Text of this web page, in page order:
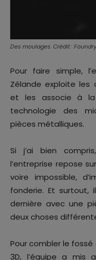
Des moulages. Crédit :
Pour faire simple,
Zélande exploite
et les associe à
technologie des
pièces métalliques.
Si j’ai bien
l’entreprise repose
voire impossible,
fonderie. Et
dernière avec une
deux choses
Pour combler le
3D, l’équipe a mis